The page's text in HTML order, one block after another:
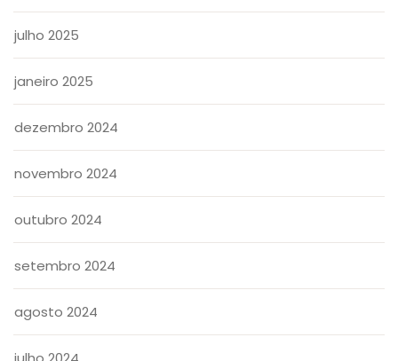
julho 2025
janeiro 2025
dezembro 2024
novembro 2024
outubro 2024
setembro 2024
agosto 2024